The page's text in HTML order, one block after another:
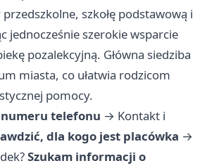
szkołę podstawową i
jednocześnie szerokie wsparcie
pozalekcyjną. Główna siedziba
miasta, co ułatwia rodzicom
pomocy.
telefonu → Kontakt i
dla kogo jest placówka →
Szukam informacji o